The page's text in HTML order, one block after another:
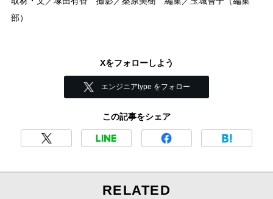
部）
Xをフォローしよう
エンジニアtype をフォロー
この記事をシェア
RELATED